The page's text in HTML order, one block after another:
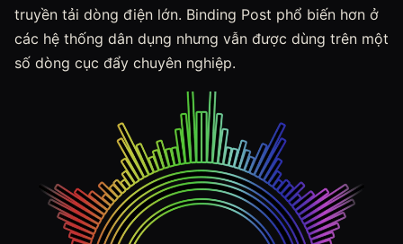
truyền tải dòng điện lớn. Binding Post phổ biến hơn ở
các hệ thống dân dụng nhưng vẫn được dùng trên một
số dòng cục đẩy chuyên nghiệp.